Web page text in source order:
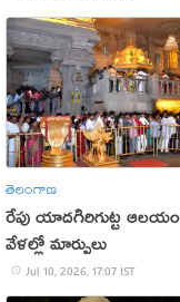
తెలంగాణ
రేపు యాదగిరిగుట్ట
వేళల్లో మార్పులు
Jul 10, 2026, 17:07 IST